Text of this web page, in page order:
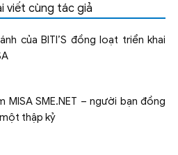
viết cùng tác giả
của BITI’S đồng loạt triển khai
MISA SME.NET – người bạn đồng
thập kỷ